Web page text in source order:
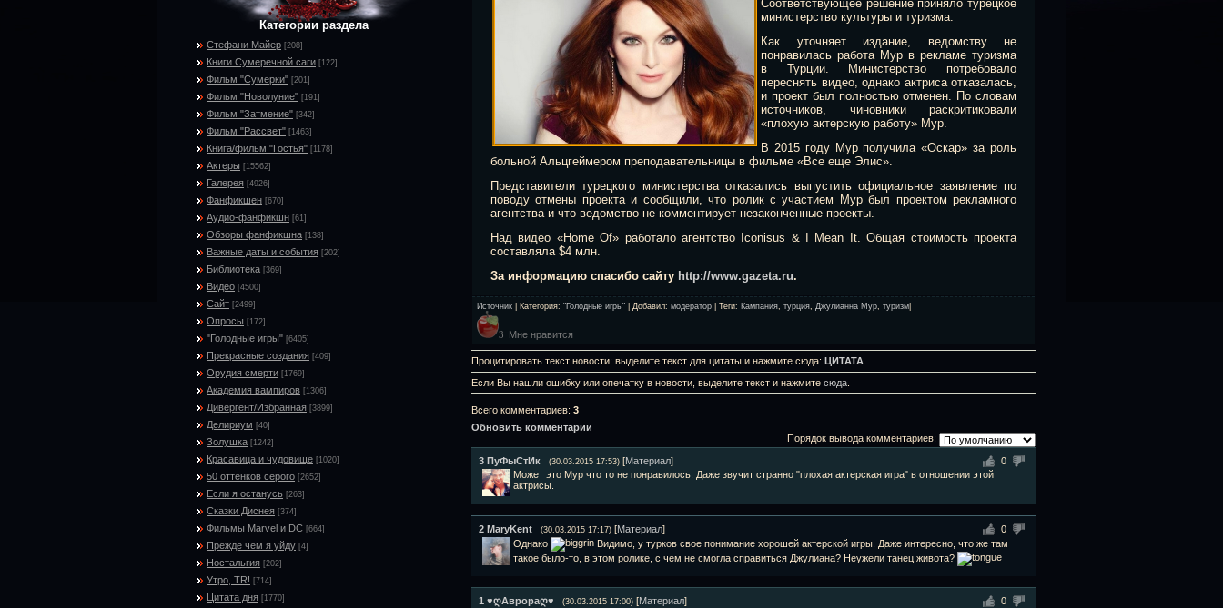
Категории раздела
Стефани Майер [208]
Книги Сумеречной саги [122]
Фильм "Сумерки" [201]
Фильм "Новолуние" [191]
Фильм "Затмение" [342]
Фильм "Рассвет" [1463]
Книга/фильм "Гостья" [1178]
Актеры [15562]
Галерея [4926]
Фанфикшен [670]
Аудио-фанфикшн [61]
Обзоры фанфикшна [138]
Важные даты и события [202]
Библиотека [369]
Видео [4500]
Сайт [2499]
Опросы [172]
"Голодные игры" [6405]
Прекрасные создания [409]
Орудия смерти [1769]
Академия вампиров [1306]
Дивергент/Избранная [3899]
Делириум [40]
Золушка [1242]
Красавица и чудовище [1020]
50 оттенков серого [2652]
Если я останусь [263]
Сказки Диснея [374]
Фильмы Marvel и DC [664]
Прежде чем я уйду [4]
Ностальгия [202]
Утро, TR! [714]
Цитата дня [1770]
Соответствующее решение приняло турецкое
министерство культуры и туризма.
Как уточняет издание, ведомству не
понравилась работа Мур в рекламе туризма
в Турции. Министерство потребовало
переснять видео, однако актриса отказалась,
и проект был полностью отменен. По словам
источников, чиновники раскритиковали
«плохую актерскую работу» Мур.
В 2015 году Мур получила «Оскар» за роль
больной Альцгеймером преподавательницы в фильме «Все еще Элис».
Представители турецкого министерства отказались выпустить официальное заявление по
поводу отмены проекта и сообщили, что ролик с участием Мур был проектом рекламного
агентства и что ведомство не комментирует незаконченные проекты.
Над видео «Home Of» работало агентство Iconisus & I Mean It. Общая стоимость проекта
составляла $4 млн.
За информацию спасибо сайту http://www.gazeta.ru.
Источник Категория: "Голодные игры" Добавил: модератор Теги: Кампания турция Джулианна Мур туризм
3 Мне нравится
Процитировать текст новости: выделите текст для цитаты и нажмите сюда: ЦИТАТА
Если Вы нашли ошибку или опечатку в новости, выделите текст и нажмите сюда
Всего комментариев: 3
Обновить комментарии
Порядок вывода комментариев:
0
3 ПуФыСтИк (30.03.2015 17:53) [Материал]
Может это Мур что то не понравилось. Даже звучит странно "плохая актерская игра" в отношении этой
актрисы.
0
2 MaryKent (30.03.2015 17:17) [Материал]
Однако
Видимо, у турков свое понимание хорошей актерской игры. Даже интересно, что же там
такое было-то, в этом ролике, с чем не смогла справиться Джулиана? Неужели танец живота?
0
1 ♥ღАврораღ♥ (30.03.2015 17:00) [Материал]